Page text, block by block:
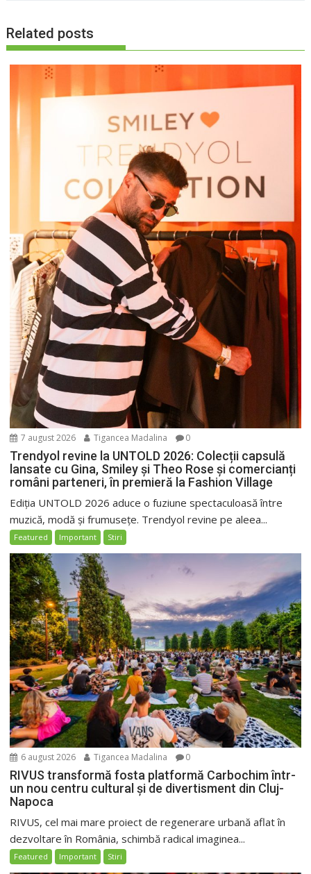
Related posts
7 august 2026 Tigancea Madalina 0
Trendyol revine la UNTOLD 2026: Colecții capsulă
lansate cu Gina, Smiley și Theo Rose și comercianți
români parteneri, în premieră la Fashion Village
Ediția UNTOLD 2026 aduce o fuziune spectaculoasă între
muzică, modă și frumusețe. Trendyol revine pe aleea...
Featured Important Stiri
6 august 2026 Tigancea Madalina 0
RIVUS transformă fosta platformă Carbochim într-
un nou centru cultural și de divertisment din Cluj-
Napoca
RIVUS, cel mai mare proiect de regenerare urbană aflat în
dezvoltare în România, schimbă radical imaginea...
Featured Important Stiri